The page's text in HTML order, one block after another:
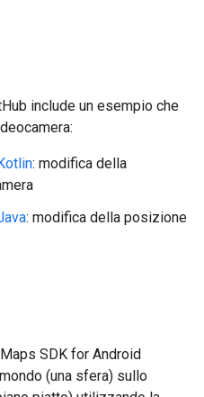
include un esempio che
: modifica della
: modifica della posizione
SDK for Android
(una sfera) sullo